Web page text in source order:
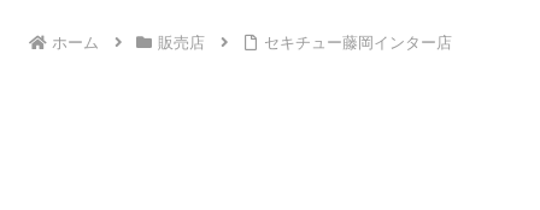
ホーム 販売店 セキチュー藤岡インター店